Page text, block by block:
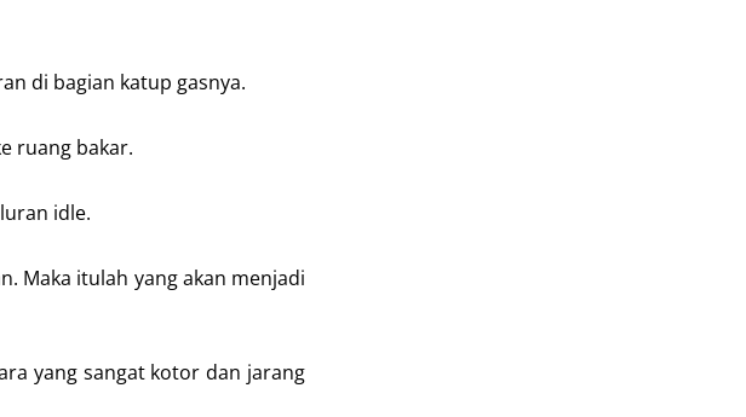
di bagian katup gasnya.
ruang bakar.
idle.
Maka itulah yang akan menjadi
yang sangat kotor dan jarang